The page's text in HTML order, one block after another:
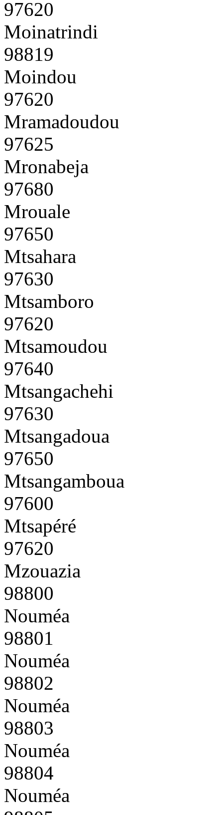
97620
Moinatrindi
98819
Moindou
97620
Mramadoudou
97625
Mronabeja
97680
Mrouale
97650
Mtsahara
97630
Mtsamboro
97620
Mtsamoudou
97640
Mtsangachehi
97630
Mtsangadoua
97650
Mtsangamboua
97600
Mtsapéré
97620
Mzouazia
98800
Nouméa
98801
Nouméa
98802
Nouméa
98803
Nouméa
98804
Nouméa